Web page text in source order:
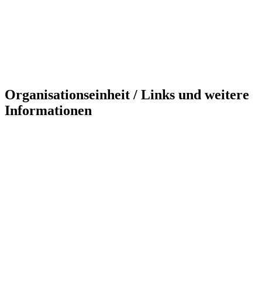
Organisationseinheit / Links und weitere
Informationen